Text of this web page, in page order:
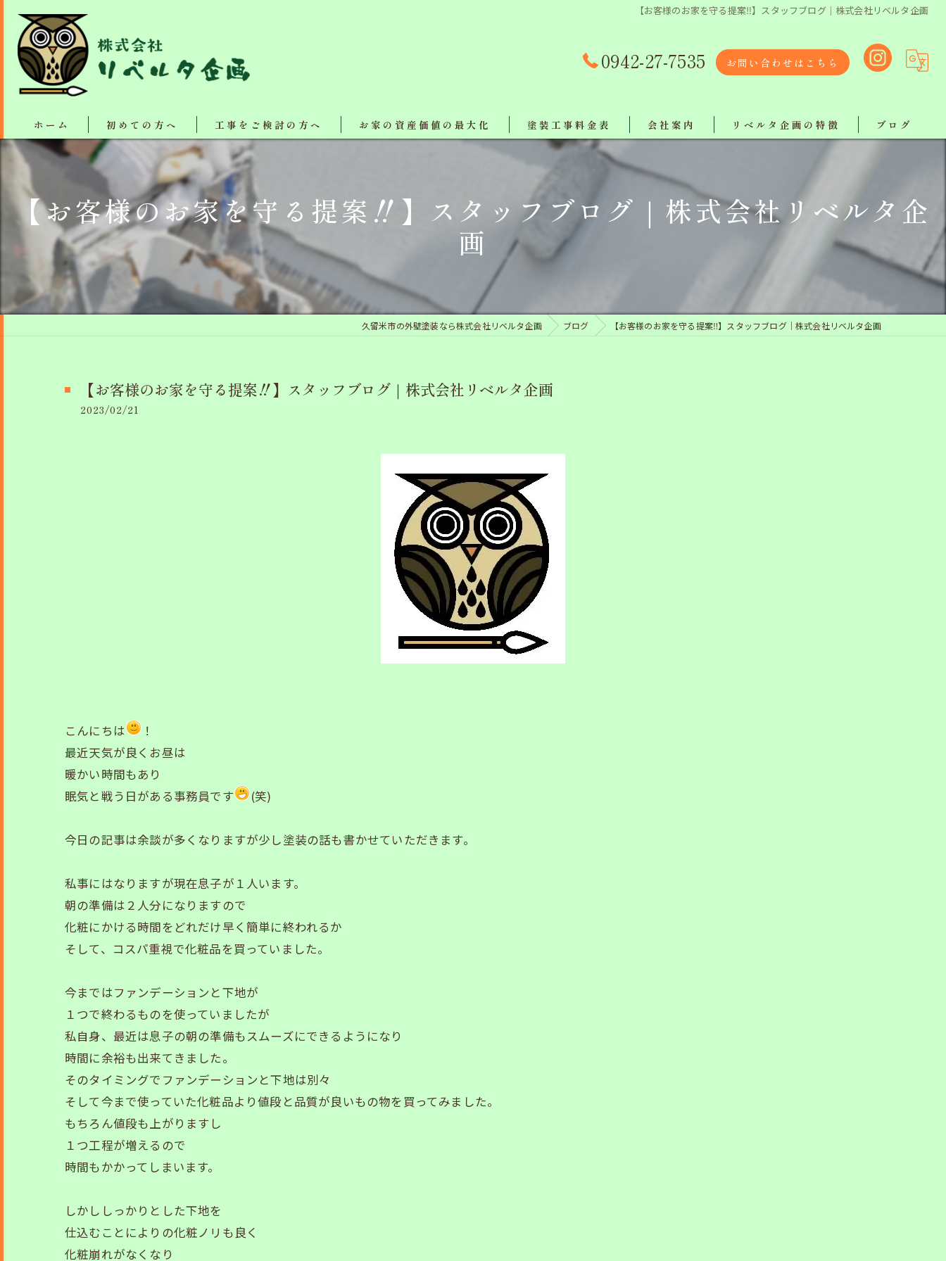
【お客様のお家を守る提案‼】スタッフブログ｜株式会社リベルタ企画
0942-27-7535 お問い合わせはこちら
ホーム 初めての方へ 工事をご検討の方へ
塗装・リフォーム施工事例
断熱、防音、結露防止対策
屋根カバー工法
お家の資産価値の最大化 塗装工事料金表 会社案内
リクルート
リベルタスタッフ紹介
リベルタ企画の特徴
塗り替え
地域最安値で施工！ラインでお気軽にご相談
ブログ
【お客様のお家を守る提案‼】スタッフブログ｜株式会社リベルタ企
画
久留米市の外壁塗装なら株式会社リベルタ企画 ブログ 【お客様のお家を守る提案‼】スタッフブログ｜株式会社リベルタ企画
【お客様のお家を守る提案‼】スタッフブログ｜株式会社リベルタ企画
2023/02/21
こんにちは
！
最近天気が良くお昼は
暖かい時間もあり
眠気と戦う日がある事務員です
(笑)
今日の記事は余談が多くなりますが少し塗装の話も書かせていただきます。
私事にはなりますが現在息子が１人います。
朝の準備は２人分になりますので
化粧にかける時間をどれだけ早く簡単に終われるか
そして、コスパ重視で化粧品を買っていました。
今まではファンデーションと下地が
１つで終わるものを使っていましたが
私自身、最近は息子の朝の準備もスムーズにできるようになり
時間に余裕も出来てきました。
そのタイミングでファンデーションと下地は別々
そして今まで使っていた化粧品より値段と品質が良いもの物を買ってみました。
もちろん値段も上がりますし
１つ工程が増えるので
時間もかかってしまいます。
しかししっかりとした下地を
仕込むことによりの化粧ノリも良く
化粧崩れがなくなり